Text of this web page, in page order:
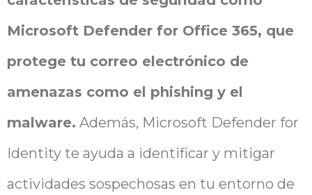
Microsoft Defender for Office 365, que
protege tu correo electrónico de
amenazas como el phishing y el
malware. Además, Microsoft Defender for
Identity te ayuda a identificar y mitigar
actividades sospechosas en tu entorno de